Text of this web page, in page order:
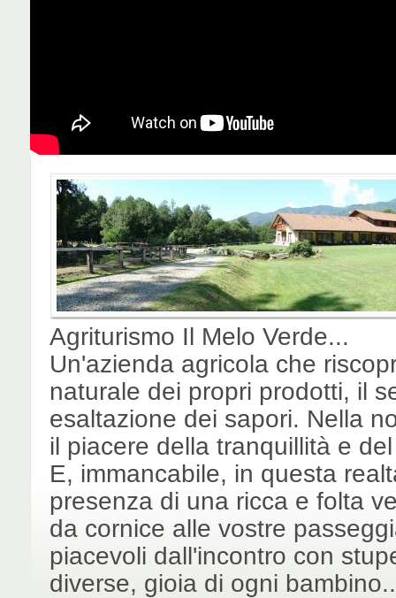
Agriturismo Il Melo Verde...
Un'azienda agricola che
naturale dei propri prodotti, il
esaltazione dei sapori. Nella
il piacere della tranquillità e
E, immancabile, in questa
presenza di una ricca e folta
da cornice alle vostre
piacevoli dall'incontro con
diverse, gioia di ogni